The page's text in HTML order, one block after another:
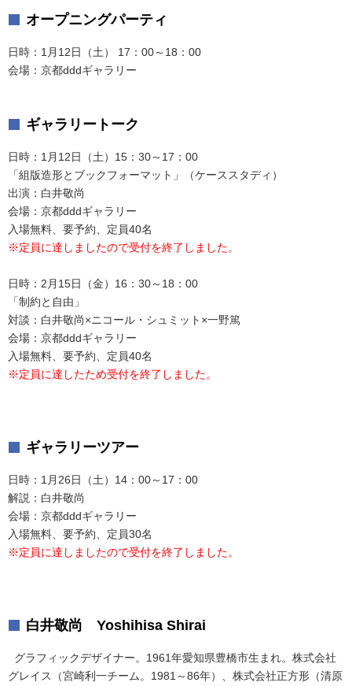
オープニングパーティ
日時：1月12日（土） 17：00～18：00
会場：京都dddギャラリー
ギャラリートーク
日時：1月12日（土）15：30～17：00
「組版造形とブックフォーマット」（ケーススタディ）
出演：白井敬尚
会場：京都dddギャラリー
入場無料、要予約、定員40名
※定員に達しましたので受付を終了しました。
日時：2月15日（金）16：30～18：00
「制約と自由」
対談：白井敬尚×ニコール・シュミット×一野篤
会場：京都dddギャラリー
入場無料、要予約、定員40名
※定員に達したため受付を終了しました。
ギャラリーツアー
日時：1月26日（土）14：00～17：00
解説：白井敬尚
会場：京都dddギャラリー
入場無料、要予約、定員30名
※定員に達しましたので受付を終了しました。
白井敬尚 Yoshihisa Shirai
グラフィックデザイナー。1961年愛知県豊橋市生まれ。株式会社
グレイス（宮崎利一チーム。1981～86年）、株式会社正方形（清原